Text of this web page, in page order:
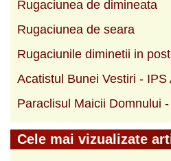
Rugaciunea de dimineata
Rugaciunea de seara
Rugaciunile diminetii in
Acatistul Bunei Vestiri - IPS
Paraclisul Maicii Domnului
Cele mai vizualizate